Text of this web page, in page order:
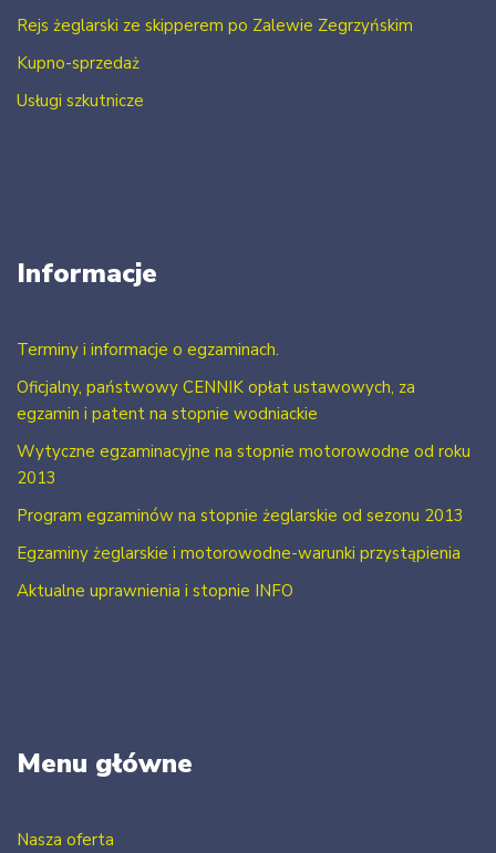
Rejs żeglarski ze skipperem po Zalewie Zegrzyńskim
Kupno-sprzedaż
Usługi szkutnicze
Informacje
Terminy i informacje o egzaminach.
Oficjalny, państwowy CENNIK opłat ustawowych, za
egzamin i patent na stopnie wodniackie
Wytyczne egzaminacyjne na stopnie motorowodne od roku
2013
Program egzaminów na stopnie żeglarskie od sezonu 2013
Egzaminy żeglarskie i motorowodne-warunki przystąpienia
Aktualne uprawnienia i stopnie INFO
Menu główne
Nasza oferta